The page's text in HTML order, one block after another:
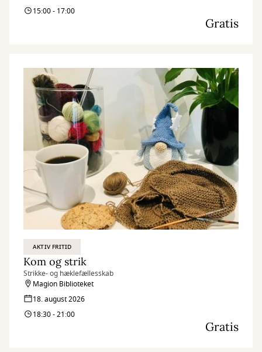
15:00 - 17:00
Gratis
AKTIV FRITID
Kom og strik
Strikke- og hæklefællesskab
Magion Biblioteket
18. august 2026
18:30 - 21:00
Gratis